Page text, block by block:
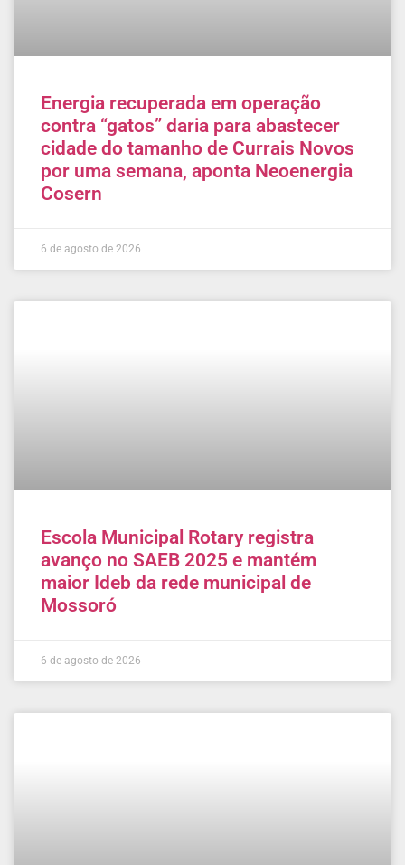
Energia recuperada em operação
contra “gatos” daria para abastecer
cidade do tamanho de Currais Novos
por uma semana, aponta Neoenergia
Cosern
6 de agosto de 2026
Escola Municipal Rotary registra
avanço no SAEB 2025 e mantém
maior Ideb da rede municipal de
Mossoró
6 de agosto de 2026